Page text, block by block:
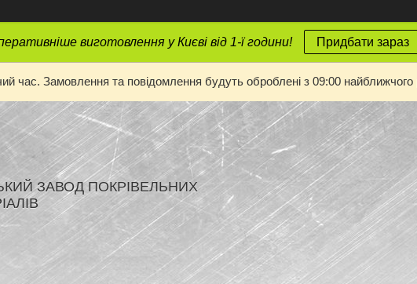
виготовлення у Києві від 1-ї години! Придбати зараз
час. Замовлення та повідомлення будуть оброблені з 09:00
ЗАВОД ПОКРІВЕЛЬНИХ